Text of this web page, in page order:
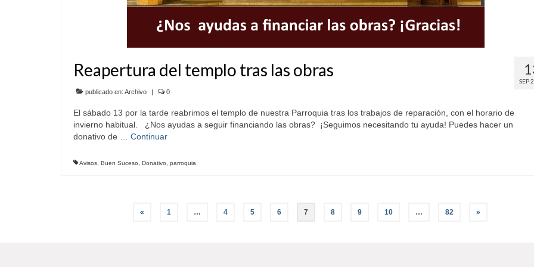
SEP
Reapertura del templo tras las obras
publicado en: Archivo | 0
El sábado 13 por la tarde reabrimos el templo de nuestra Parroquia tras los trabajos de reparación, con el horario de
invierno habitual. ¿Nos ayudas a seguir financiando las obras? ¡Seguimos necesitando tu ayuda! Puedes hacer un
donativo de … Continuar
Avisos Buen Suceso Donativo parroquia
Paginación« 1 … 4 5 6 7 8 9 10 … 82 »